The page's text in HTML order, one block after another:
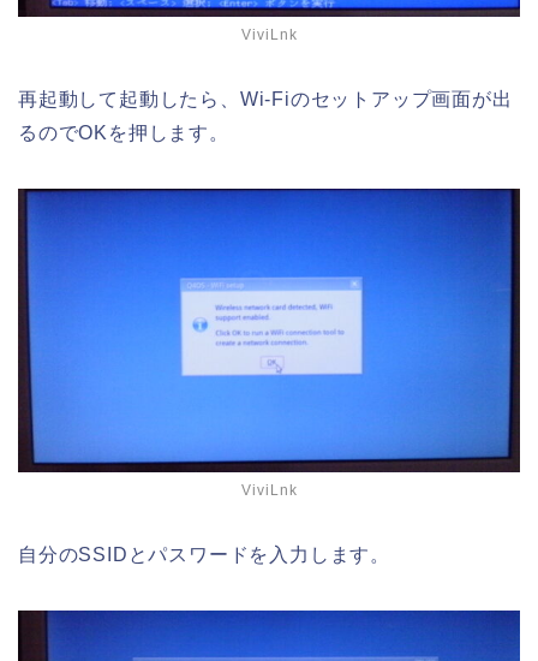
ViviLnk
再起動して起動したら、Wi-Fiのセットアップ画面が出
るのでOKを押します。
ViviLnk
自分のSSIDとパスワードを入力します。